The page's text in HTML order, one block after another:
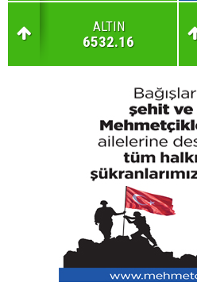
ALTIN
6532.16